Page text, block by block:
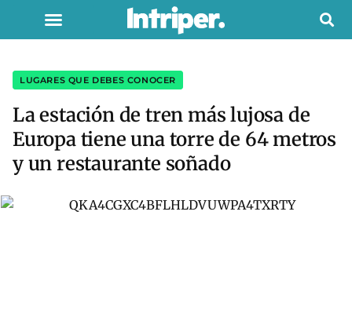
LUGARES QUE DEBES CONOCER
La estación de tren más lujosa de
Europa tiene una torre de 64 metros
y un restaurante soñado